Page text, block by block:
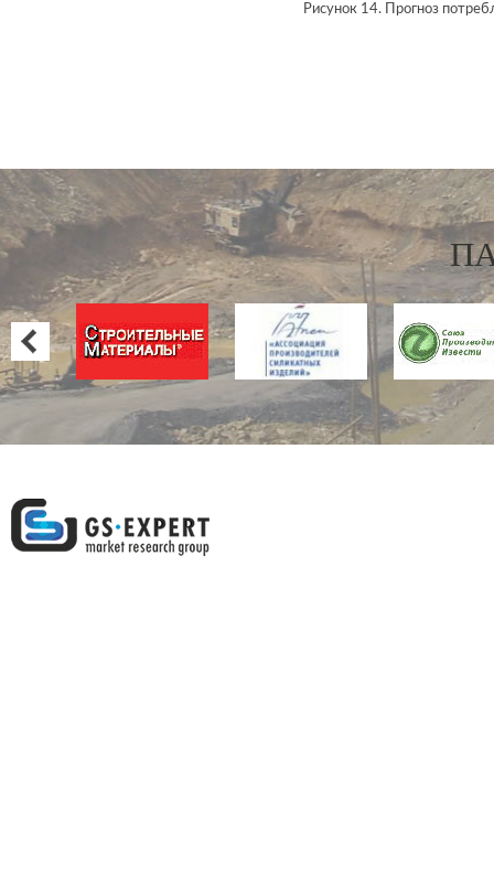
Рисунок 14. Прогноз